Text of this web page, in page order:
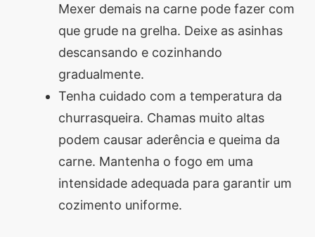
Mexer demais na carne pode fazer com
que grude na grelha. Deixe as asinhas
descansando e cozinhando
gradualmente.
Tenha cuidado com a temperatura da
churrasqueira. Chamas muito altas
podem causar aderência e queima da
carne. Mantenha o fogo em uma
intensidade adequada para garantir um
cozimento uniforme.